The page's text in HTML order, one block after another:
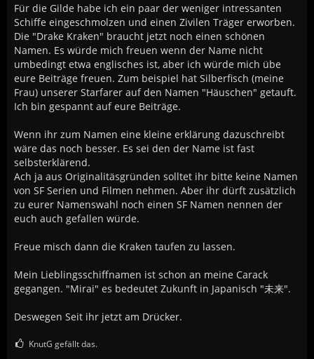
Für die Gilde habe ich ein paar der weniger intressanten
Schiffe eingeschmolzen und einen Zivilen Träger erworben.
Die "Drake Kraken" braucht jetzt noch einen schönen
Namen. Es würde mich freuen wenn der Name nicht
umbedingt etwa englisches ist, aber ich würde mich übe
eure Beiträge freuen. Zum beispiel hat Silberfisch (meine
Frau) unserer Starfarer auf den Namen "Häuschen" getauft.
Ich bin gespannt auf eure Beiträge.
Wenn ihr zum Namen eine kleine erklärung dazuschreibt
wäre das noch besser. Es sei den der Name ist fast
selbsterklärend.
Ach ja aus Originalitäsgründen solltet ihr bitte keine Namen
von SF Serien und Filmen nehmen. Aber ihr dürft zusätzlich
zu eurer Namenswahl noch einen SF Namen nennen der
euch auch gefallen würde.
Freue misch dann die Kraken taufen zu lassen.
Mein Lieblingsschiffnamen ist schon an meine Carack
gegangen. "Mirai" es bedeutet Zukunft in Japanisch "未来".
Deswegen Seit ihr jetzt am Drücker.
KnutG gefällt das.